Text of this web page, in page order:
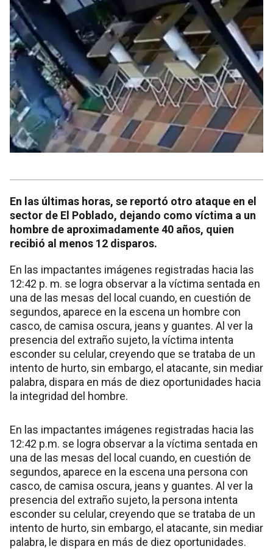
En las últimas horas, se reportó otro ataque en el
sector de El Poblado, dejando como víctima a un
hombre de aproximadamente 40 años, quien
recibió al menos 12 disparos.
En las impactantes imágenes registradas hacia las
12:42 p. m. se logra observar a la víctima sentada en
una de las mesas del local cuando, en cuestión de
segundos, aparece en la escena un hombre con
casco, de camisa oscura, jeans y guantes. Al ver la
presencia del extraño sujeto, la víctima intenta
esconder su celular, creyendo que se trataba de un
intento de hurto, sin embargo, el atacante, sin mediar
palabra, dispara en más de diez oportunidades hacia
la integridad del hombre.
En las impactantes imágenes registradas hacia las
12:42 p.m. se logra observar a la víctima sentada en
una de las mesas del local cuando, en cuestión de
segundos, aparece en la escena una persona con
casco, de camisa oscura, jeans y guantes. Al ver la
presencia del extraño sujeto, la persona intenta
esconder su celular, creyendo que se trataba de un
intento de hurto, sin embargo, el atacante, sin mediar
palabra, le dispara en más de diez oportunidades.